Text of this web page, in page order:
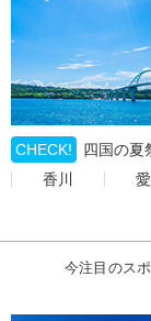
CHECK!
四国の夏
香川
今注目のス